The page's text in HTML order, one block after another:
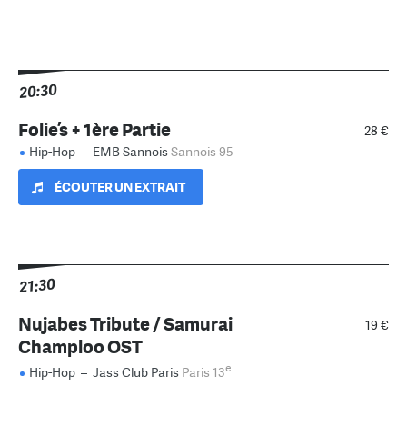
20:30
28 €
Folie’s + 1ère Partie
Hip-Hop – EMB SannoisSannois 95
ÉCOUTER UN EXTRAIT
21:30
19 €
Nujabes Tribute / Samurai
Champloo OST
Hip-Hop – Jass Club Paris Paris 13e